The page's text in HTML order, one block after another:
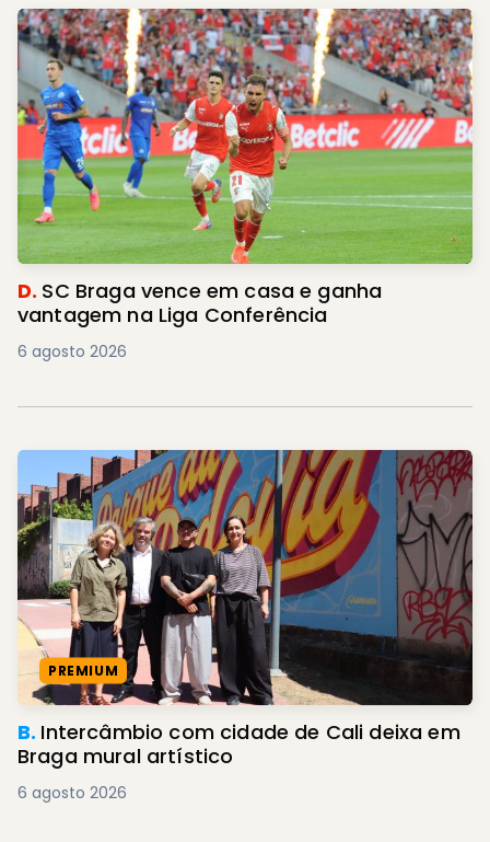
D. SC Braga vence em casa e ganha
vantagem na Liga Conferência
6 agosto 2026
PREMIUM
B. Intercâmbio com cidade de Cali deixa em
Braga mural artístico
6 agosto 2026